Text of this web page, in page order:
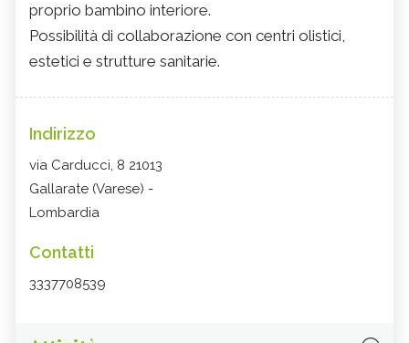
proprio bambino interiore.
Possibilità di collaborazione con centri olistici,
estetici e strutture sanitarie.
Indirizzo
via Carducci, 8 21013
Gallarate (Varese) -
Lombardia
Contatti
3337708539